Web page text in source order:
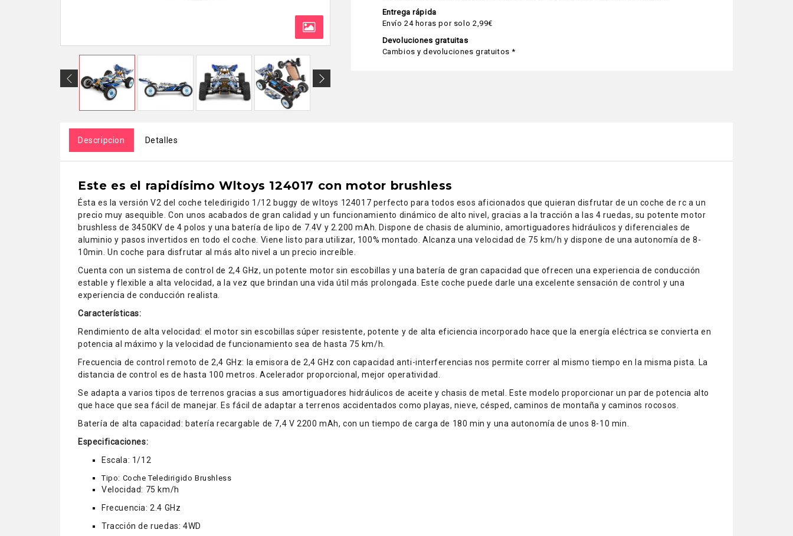
Entrega rápida
Envío 24 horas por solo 2,99€
Devoluciones gratuitas
Cambios y devoluciones gratuitos *
Descripcion Detalles
Este es el rapidísimo Wltoys 124017 con motor brushless
Ésta es la versión V2 del coche teledirigido 1/12 buggy de wltoys 124017 perfecto para todos esos aficionados que quieran disfrutar de un coche de rc a un
precio muy asequible. Con unos acabados de gran calidad y un funcionamiento dinámico de alto nivel, gracias a la tracción a las 4 ruedas, su potente motor
brushless de 3450KV de 4 polos y una batería de lipo de 7.4V y 2.200 mAh. Dispone de chasis de aluminio, amortiguadores hidráulicos y diferenciales de
aluminio y pasos invertidos en todo el coche. Viene listo para utilizar, 100% montado. Alcanza una velocidad de 75 km/h y dispone de una autonomía de 8-
10min. Un coche para disfrutar al más alto nivel a un precio increíble.
Cuenta con un sistema de control de 2,4 GHz, un potente motor sin escobillas y una batería de gran capacidad que ofrecen una experiencia de conducción
estable y flexible a alta velocidad, a la vez que brindan una vida útil más prolongada. Este coche puede darle una excelente sensación de control y una
experiencia de conducción realista.
Características:
Rendimiento de alta velocidad: el motor sin escobillas súper resistente, potente y de alta eficiencia incorporado hace que la energía eléctrica se convierta en
potencia al máximo y la velocidad de funcionamiento sea de hasta 75 km/h.
Frecuencia de control remoto de 2,4 GHz: la emisora de 2,4 GHz con capacidad anti-interferencias nos permite correr al mismo tiempo en la misma pista. La
distancia de control es de hasta 100 metros. Acelerador proporcional, mejor operatividad.
Se adapta a varios tipos de terrenos gracias a sus amortiguadores hidráulicos de aceite y chasis de metal. Este modelo proporcionar un par de potencia alto
que hace que sea fácil de manejar. Es fácil de adaptar a terrenos accidentados como playas, nieve, césped, caminos de montaña y caminos rocosos.
Batería de alta capacidad: batería recargable de 7,4 V 2200 mAh, con un tiempo de carga de 180 min y una autonomía de unos 8-10 min.
Especificaciones:
Escala: 1/12
Tipo: Coche Teledirigido Brushless
Velocidad: 75 km/h
Frecuencia: 2.4 GHz
Tracción de ruedas: 4WD